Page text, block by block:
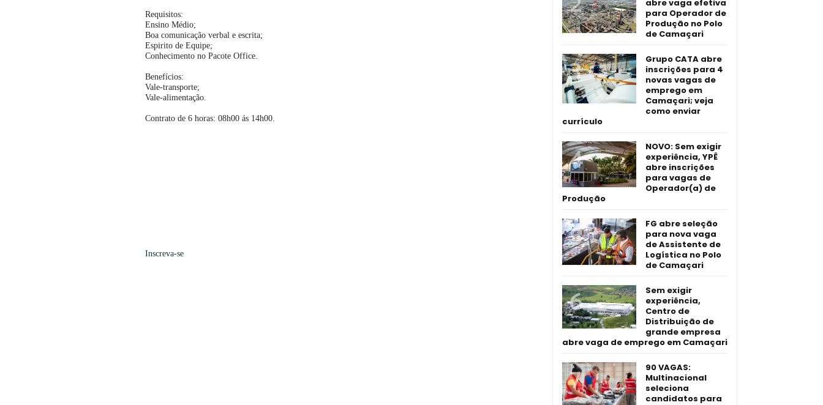
Requisitos:
Ensino Médio;
Boa comunicação verbal e escrita;
Espirito de Equipe;
Conhecimento no Pacote Office.
Benefícios:
Vale-transporte;
Vale-alimentação.
Contrato de 6 horas: 08h00 ás 14h00.
Inscreva-se
abre vaga efetiva
para Operador de
Produção no Polo
de Camaçari
Grupo CATA abre
inscrições para 4
novas vagas de
emprego em
Camaçari; veja
como enviar
currículo
NOVO: Sem exigir
experiência, YPÊ
abre inscrições
para vagas de
Operador(a) de
Produção
FG abre seleção
para nova vaga
de Assistente de
Logística no Polo
de Camaçari
Sem exigir
experiência,
Centro de
Distribuição de
grande empresa
abre vaga de emprego em Camaçari
90 VAGAS:
Multinacional
seleciona
candidatos para